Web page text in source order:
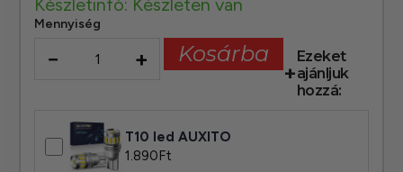
Készletinfó: Készleten van
Mennyiség
− + Kosárba
Ezeket
ajánljuk
hozzá:
T10 led AUXITO
1.890Ft